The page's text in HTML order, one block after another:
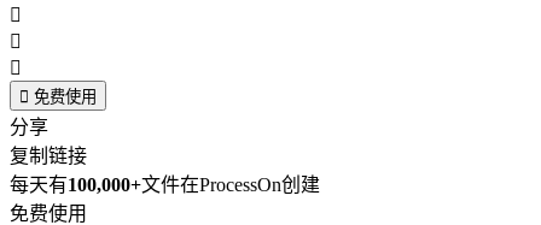



 免费使用
分享
复制链接
每天有100,000+文件在ProcessOn创建
免费使用